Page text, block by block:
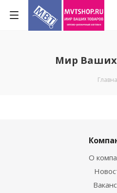
Мир Ваших
О